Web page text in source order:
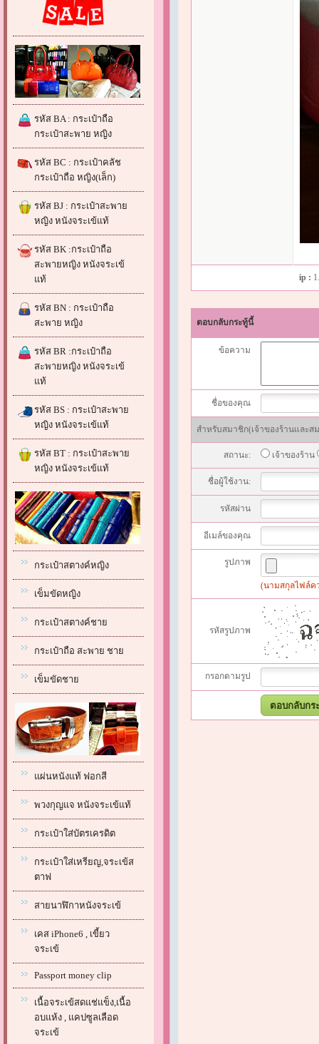
รหัส BA : กระเป๋าถือ
กระเป๋าสะพาย หญิง
รหัส BC : กระเป๋าคลัช
กระเป๋าถือ หญิง(เล็ก)
รหัส BJ : กระเป๋าสะพาย
หญิง หนังจระเข้แท้
รหัส BK :กระเป๋าถือ
สะพายหญิง หนังจระเข้
แท้
รหัส BN : กระเป๋าถือ
สะพาย หญิง
รหัส BR :กระเป๋าถือ
สะพายหญิง หนังจระเข้
แท้
รหัส BS : กระเป๋าสะพาย
หญิง หนังจระเข้แท้
รหัส BT : กระเป๋าสะพาย
หญิง หนังจระเข้แท้
กระเป๋าสตางค์หญิง
เข็มขัดหญิง
กระเป๋าสตางค์ชาย
กระเป๋าถือ สะพาย ชาย
เข็มขัดชาย
แผ่นหนังแท้ ฟอกสี
พวงกุญแจ หนังจระเข้แท้
กระเป๋าใส่บัตรเครดิต
กระเป๋าใส่เหรียญ,จระเข้ส
ตาฟ
สายนาฬิกาหนังจระเข้
เคส iPhone6 , เขี้ยว
จระเข้
Passport money clip
เนื้อจระเข้สดแช่แข็ง,เนื้อ
อบแห้ง , แคปซูลเลือด
จระเข้
ip :
ตอบกลับกระทู้นี้
ข้อความ
ชื่อของคุณ
สำหรับสมาชิก(เจ้าของร้านและ
สถานะ: เจ้าของร้าน
ชื่อผู้ใช้งาน:
รหัสผ่าน
อีเมล์ของคุณ
รูปภาพ
(นามสกุลไฟล์คว
รหัสรูปภาพ
กรอกตามรูป